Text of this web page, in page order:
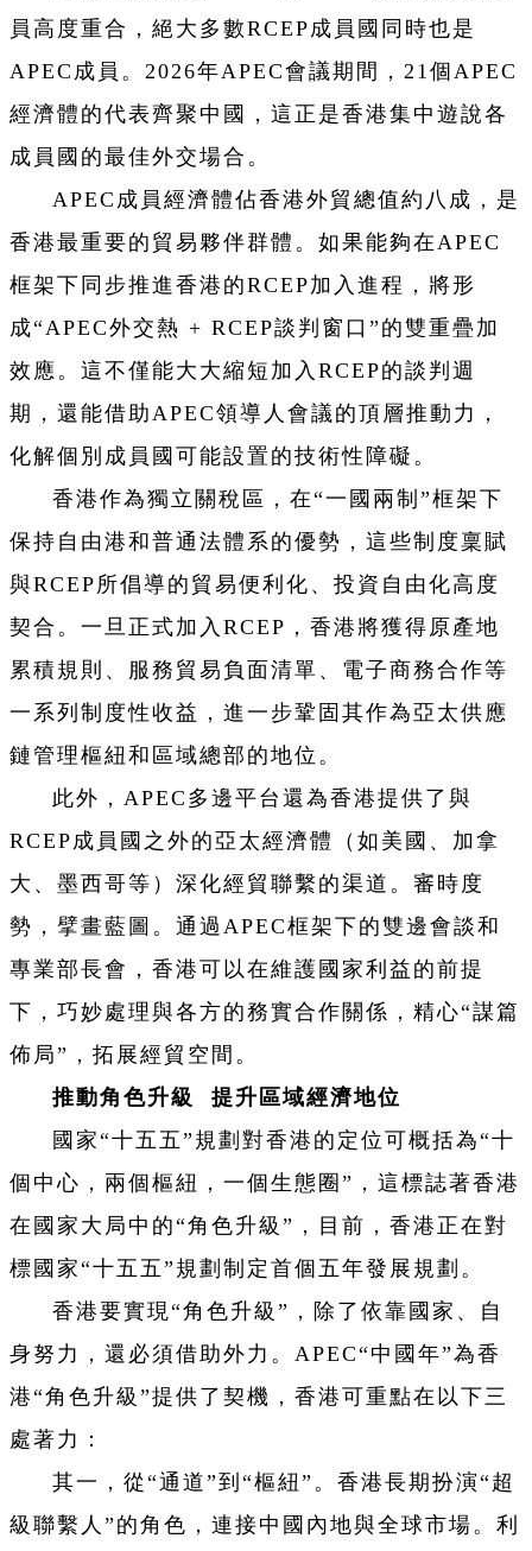
員高度重合，絕大多數RCEP成員國同時也是
APEC成員。2026年APEC會議期間，21個APEC
經濟體的代表齊聚中國，這正是香港集中遊說各
成員國的最佳外交場合。
APEC成員經濟體佔香港外貿總值約八成，是
香港最重要的貿易夥伴群體。如果能夠在APEC
框架下同步推進香港的RCEP加入進程，將形
成“APEC外交熱 + RCEP談判窗口”的雙重疊加
效應。這不僅能大大縮短加入RCEP的談判週
期，還能借助APEC領導人會議的頂層推動力，
化解個別成員國可能設置的技術性障礙。
香港作為獨立關稅區，在“一國兩制”框架下
保持自由港和普通法體系的優勢，這些制度稟賦
與RCEP所倡導的貿易便利化、投資自由化高度
契合。一旦正式加入RCEP，香港將獲得原產地
累積規則、服務貿易負面清單、電子商務合作等
一系列制度性收益，進一步鞏固其作為亞太供應
鏈管理樞紐和區域總部的地位。
此外，APEC多邊平台還為香港提供了與
RCEP成員國之外的亞太經濟體（如美國、加拿
大、墨西哥等）深化經貿聯繫的渠道。審時度
勢，擘畫藍圖。通過APEC框架下的雙邊會談和
專業部長會，香港可以在維護國家利益的前提
下，巧妙處理與各方的務實合作關係，精心“謀篇
佈局”，拓展經貿空間。
推動角色升級 提升區域經濟地位
國家“十五五”規劃對香港的定位可概括為“十
個中心，兩個樞紐，一個生態圈”，這標誌著香港
在國家大局中的“角色升級”，目前，香港正在對
標國家“十五五”規劃制定首個五年發展規劃。
香港要實現“角色升級”，除了依靠國家、自
身努力，還必須借助外力。APEC“中國年”為香
港“角色升級”提供了契機，香港可重點在以下三
處著力：
其一，從“通道”到“樞紐”。香港長期扮演“超
級聯繫人”的角色，連接中國內地與全球市場。利